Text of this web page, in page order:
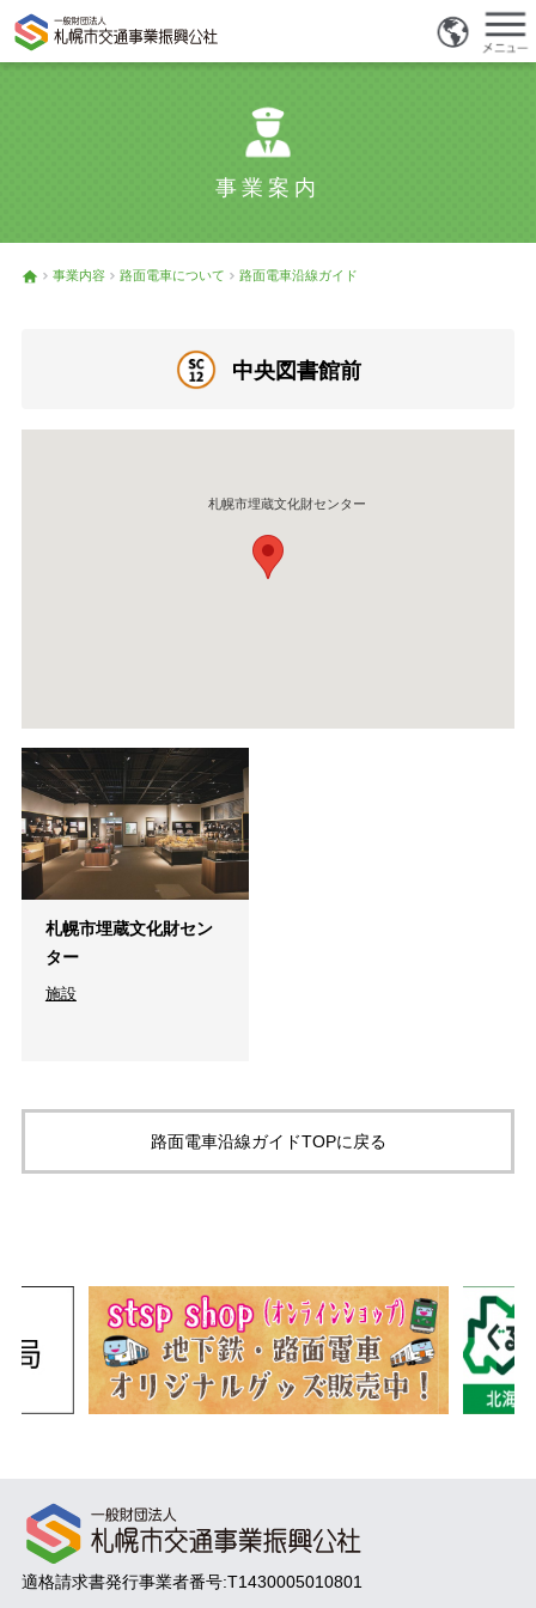
事業案内
事業内容 路面電車について 路面電車沿線ガイド
中央図書館前
札幌市埋蔵文化財センター
札幌市埋蔵文化財センター
札幌市埋蔵文化財セン
ター
施設
路面電車沿線ガイドTOPに戻る
適格請求書発行事業者番号:T1430005010801